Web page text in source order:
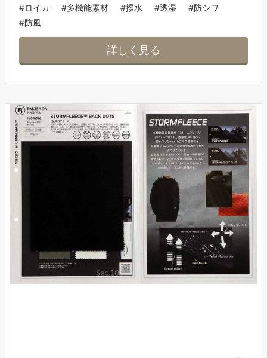
#ロイカ
#多機能素材 #撥水 #透湿
#防シワ
#防風
詳しく見る